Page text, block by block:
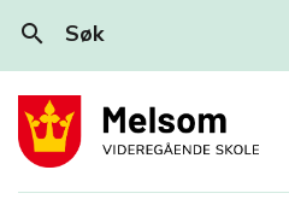
search Søk